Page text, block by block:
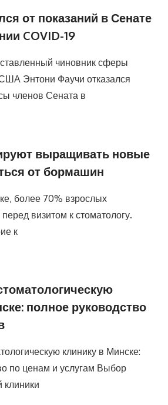
от показаний в Сенате
COVID-19
чиновник сферы
Энтони Фаучи отказался
членов Сената в
выращивать новые
от бормашин
более 70% взрослых
визитом к стоматологу.
к
полное руководство
клинику в Минске:
по ценам и услугам Выбор
клиники